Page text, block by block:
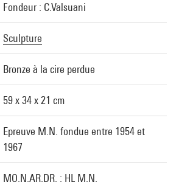
Fondeur : C.Valsuani
Sculpture
Bronze à la cire perdue
59 x 34 x 21 cm
Epreuve M.N. fondue entre 1954 et
1967
MO.N.AR.DR. : HL M.N.